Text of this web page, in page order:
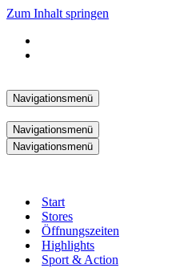
Zum Inhalt springen
Navigationsmenü
Navigationsmenü
Navigationsmenü
Start
Stores
Öffnungszeiten
Highlights
Sport & Action